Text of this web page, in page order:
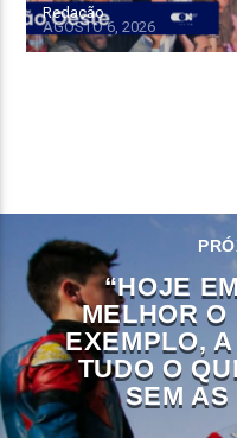
Redação
AGOSTO 6, 2026
“HOJE
MELHOR O
EXEMPLO,
TUDO O
SEM AS